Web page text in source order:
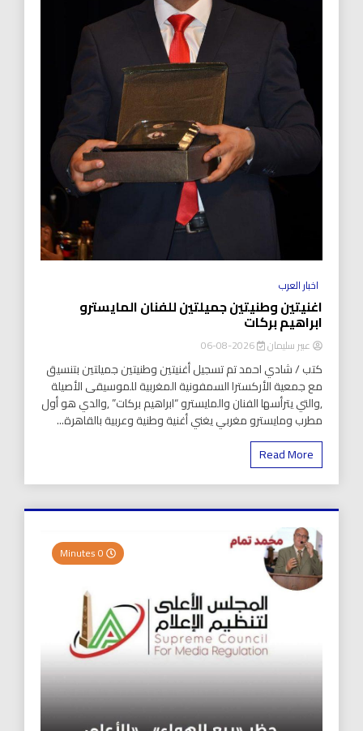
اخبار العرب
اغنيتين وطنيتين جميلتين للفنان المايسترو
ابراهيم بركات
عبير سليمان 2026-08-06
كتب / شادي احمد تم تسجيل أغنيتين وطنيتين جميلتين بتنسيق
مع جمعية الأركسترا السمفونية المغربية للموسيقى الأصيلة
,والتي يترأسها الفنان والمايسترو “ابراهيم بركات” ,والدي هو أول
مطرب ومايسترو مغربي يغني أغنية وطنية وعربية بالقاهرة...
Read More